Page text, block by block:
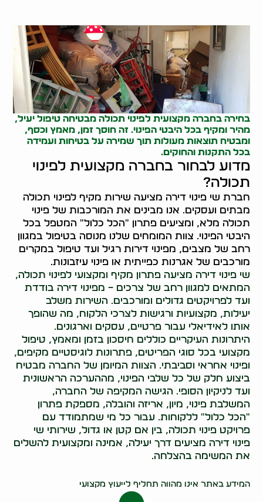
בחירה בחברה מקצועית לפינוי תכולה מבטיחה טיפול יעיל,
מהיר ומקיף בכל היבטי הפינוי. זה חוסך זמן, מאמץ וכסף,
ומבטיח תוצאות מעולות תוך שמירה על בטיחות ועמידה
בכל התקנות והחוקים.
מדוע לבחור בחברה מקצועית לפינוי
תכולה?
חברת שי פינוי דירה מציעה שירות מקיף לפינוי תכולה
מבתים ועסקים. אנו מבינים את המורכבות של פינוי
תכולה מלא, ומציעים פתרון "הכל כלול" המטפל בכל
היבטי הפינוי. צוות המומחים שלנו מנוסה בטיפול במגוון
רחב של מצבים, מפינוי דירות רגיל ועד טיפול במקרים
מורכבים של אגרנות כפייתית או פינוי עיזבונות.
שי פינוי דירה מציעה פתרון מקיף ומקצועי לפינוי תכולה,
המתאים למגוון רחב של צרכים – מפינוי דירה בודדת
ועד לפרויקטים גדולים ומורכבים. השירות משלב
יעילות, מקצועיות ורגישות לצרכי הלקוח, מה שהופך
אותו לאידיאלי עבור פרטיים, עסקים וארגונים.
היתרונות העיקריים כוללים חיסכון בזמן ומאמץ, טיפול
מקצועי בכל סוגי הפריטים, פתרונות לוגיסטיים מקיפים,
ופינוי אחראי וסביבתי. הצוות המיומן של החברה מבטיח
ביצוע חלק של כל שלבי הפינוי, מההערכה הראשונית
ועד לניקיון הסופי. הגישה המקיפה של החברה,
המשלבת פינוי, מיון, אריזה והובלה, מספקת פתרון
"הכל כלול" ללקוחות. עבור כל מי שמתמודד עם
פרויקט פינוי תכולה, בין אם קטן או גדול, שירותי שי
פינוי דירה מציעים דרך יעילה, אמינה ומקצועית להשלים
את המשימה בהצלחה.
המידע באתר אינו מהווה תחליף לייעוץ מקצועי